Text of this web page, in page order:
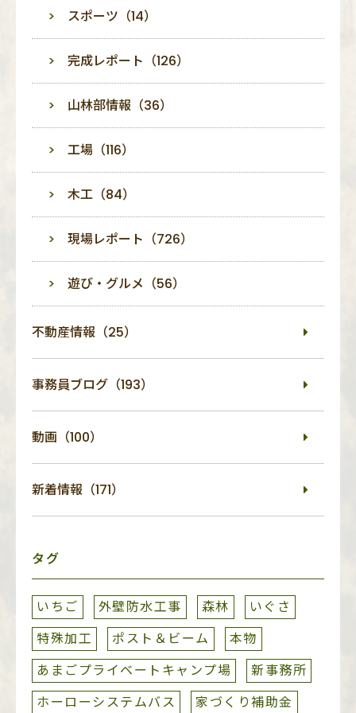
スポーツ（14）
完成レポート（126）
山林部情報（36）
工場（116）
木工（84）
現場レポート（726）
遊び・グルメ（56）
不動産情報（25）
事務員ブログ（193）
動画（100）
新着情報（171）
タグ
いちご 外壁防水工事 森林
いぐさ
特殊加工
ポスト＆ビーム
本物
あまごプライベートキャンプ場
新事務所
ホーローシステムバス
家づくり補助金